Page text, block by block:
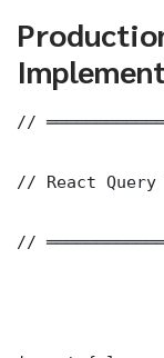
//
// React Query
//